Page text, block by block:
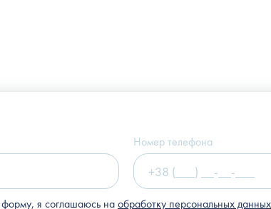
Номер телефона
я соглашаюсь наобработку персональных данных